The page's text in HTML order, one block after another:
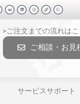
>ご注文までの流れはこ
ご相談・お見
サービスサポート